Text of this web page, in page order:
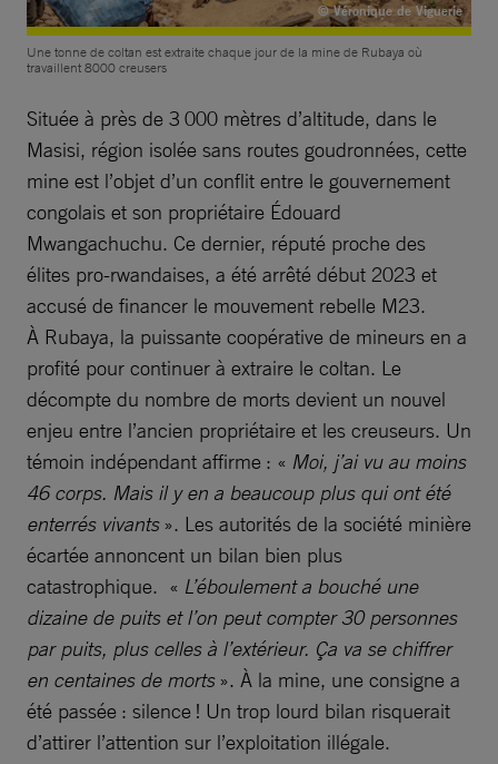
© Véronique de Viguerie
Une tonne de coltan est extraite chaque jour de la mine de Rubaya où
travaillent 8000 creusers
Située à près de 3 000 mètres d’altitude, dans le
Masisi, région isolée sans routes goudronnées, cette
mine est l’objet d’un conflit entre le gouvernement
congolais et son propriétaire Édouard
Mwangachuchu. Ce dernier, réputé proche des
élites pro-rwandaises, a été arrêté début 2023 et
accusé de financer le mouvement rebelle M23.
À Rubaya, la puissante coopérative de mineurs en a
profité pour continuer à extraire le coltan. Le
décompte du nombre de morts devient un nouvel
enjeu entre l’ancien propriétaire et les creuseurs. Un
témoin indépendant affirme : « Moi, j’ai vu au moins
46 corps. Mais il y en a beaucoup plus qui ont été
enterrés vivants ». Les autorités de la société minière
écartée annoncent un bilan bien plus
catastrophique. « L’éboulement a bouché une
dizaine de puits et l’on peut compter 30 personnes
par puits, plus celles à l’extérieur. Ça va se chiffrer
en centaines de morts ». À la mine, une consigne a
été passée : silence ! Un trop lourd bilan risquerait
d’attirer l’attention sur l’exploitation illégale.